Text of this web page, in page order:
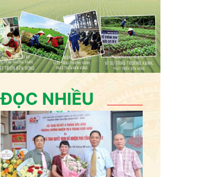
ĐỌC NHIỀU